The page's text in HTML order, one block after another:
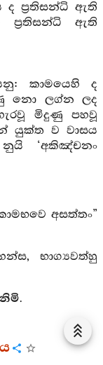
ද ප්‍රතිසන්ධි ඇති
ප්‍රතිසන්ධි ඇති
කාමයෙහි ද
නො ලග්න ලද
මිදුණු පහවූ
යුක්ත ව වාසය
‘අකිඤ්චනං
අසත්තං”
භාග්‍යවත්හු